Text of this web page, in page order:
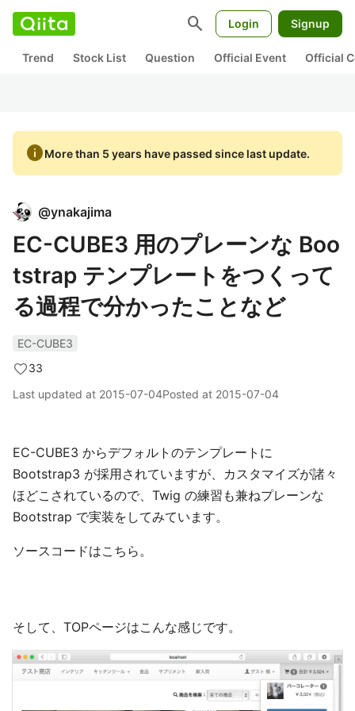
search Login Signup
Trend Stock List Question Official Event Official
infoMore than 5 years have passed since last update.
@ynakajima
EC-CUBE3 用のプレーンな Boo
tstrap テンプレートをつくって
る過程で分かったことなど
EC-CUBE3
33
Last updated at 2015-07-04Posted at 2015-07-04
EC-CUBE3 からデフォルトのテンプレートに
Bootstrap3 が採用されていますが、カスタマイズが諸々
ほどこされているので、Twig の練習も兼ねプレーンな
Bootstrap で実装をしてみています。
ソースコードはこちら。
そして、TOPページはこんな感じです。